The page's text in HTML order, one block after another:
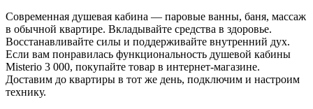
Современная душевая кабина — паровые ванны, баня, массаж
в обычной квартире. Вкладывайте средства в здоровье.
Восстанавливайте силы и поддерживайте внутренний дух.
Если вам понравилась функциональность душевой кабины
Misterio 3 000, покупайте товар в интернет-магазине.
Доставим до квартиры в тот же день, подключим и настроим
технику.